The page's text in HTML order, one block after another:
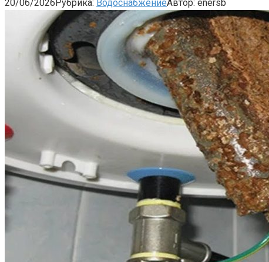
20/06/2026Рубрика: ВодоснабжениеАвтор: enersb